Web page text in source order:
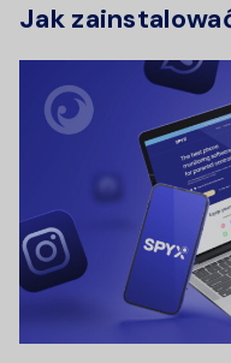
Jak